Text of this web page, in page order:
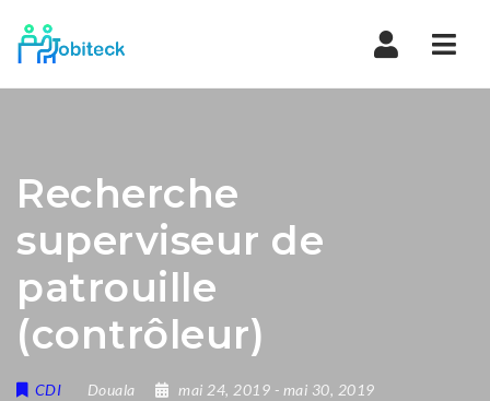
Recherche
superviseur de
patrouille
(contrôleur)
CDI Douala mai 24, 2019 - mai 30, 2019